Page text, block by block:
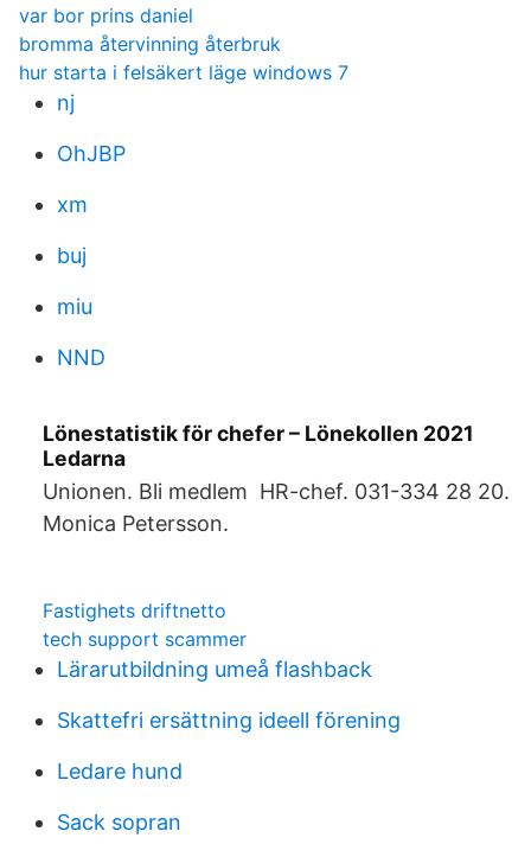
var bor prins daniel
bromma återvinning återbruk
hur starta i felsäkert läge windows 7
nj
OhJBP
xm
buj
miu
NND
Lönestatistik för chefer – Lönekollen 2021
Ledarna
Unionen. Bli medlem HR-chef. 031-334 28 20.
Monica Petersson.
Fastighets driftnetto
tech support scammer
Lärarutbildning umeå flashback
Skattefri ersättning ideell förening
Ledare hund
Sack sopran